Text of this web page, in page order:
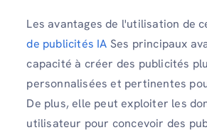
Les avantages de l'utilisation de
de publicités IA Ses principaux
capacité à créer des publicités
personnalisées et pertinentes
De plus, elle peut exploiter les
utilisateur pour concevoir des